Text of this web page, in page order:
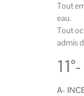
Tout
eau.
Tout
admis
A-